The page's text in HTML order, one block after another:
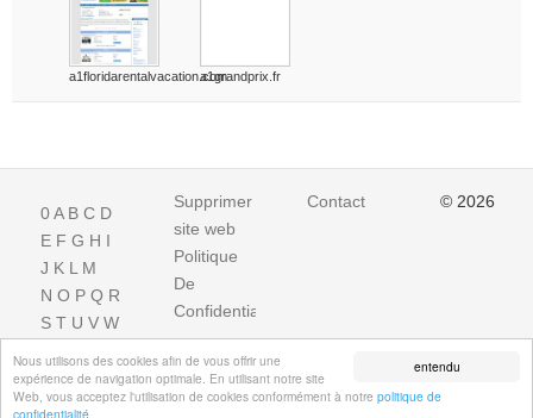
entendu
Nous utilisons des cookies afin de vous offrir une
expérience de navigation optimale. En utilisant notre site
Web, vous acceptez l'utilisation de cookies conformément à notre politique de
confidentialité
a1floridarentalvacation.coma1grandprix.fr
0A B C D
E F G H I
J K L M
N O P Q R
S T U V W
Supprimer
site web
Politique
De
Confidentialite
Contact © 2026